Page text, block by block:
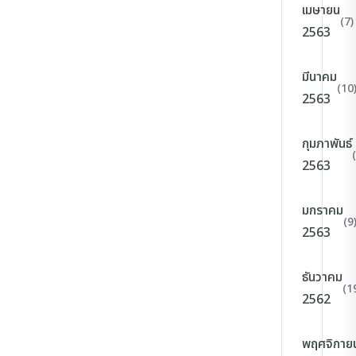
เมษายน
2563
(7)
มีนาคม
2563
(10)
กุมภาพันธ์
2563
มกราคม
2563
(9)
ธันวาคม
2562
พฤศจิกาย